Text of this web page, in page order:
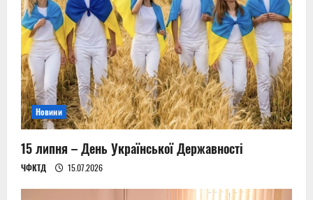
t
i
o
n Новини
15 липня – День Української Державності
ЧФКТД 15.07.2026